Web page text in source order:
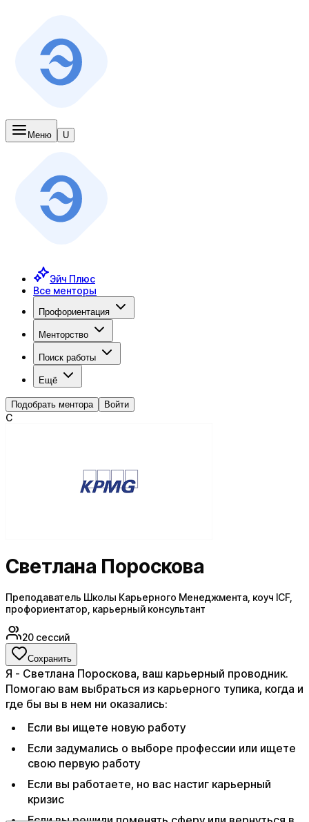
Меню U
Эйч Плюс
Все менторы
Профориентация
Менторство
Поиск работы
Ещё
Подобрать ментора Войти
С
Светлана Пороскова
Преподаватель Школы Карьерного Менеджмента, коуч ICF,
профориентатор, карьерный консультант
20 сессий
Сохранить
Я - Светлана Пороскова, ваш карьерный проводник.
Помогаю вам выбраться из карьерного тупика, когда и
где бы вы в нем ни оказались:
Если вы ищете новую работу
Если задумались о выборе профессии или ищете
свою первую работу
Если вы работаете, но вас настиг карьерный
кризис